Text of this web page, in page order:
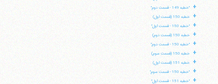
+ "خطبه 149 - قسمت دوم"
+ خطبه 150 (قسمت اول)
+ "خطبه 150 - قسمت اول"
+ خطبه 150 (قسمت دوم)
+ "خطبه 150 - قسمت دوم"
+ خطبه 150 (قسمت سوم)
+ خطبه 151 (قسمت اول)
+ "خطبه 150 - قسمت سوم"
+ "خطبه 151 - قسمت اول"